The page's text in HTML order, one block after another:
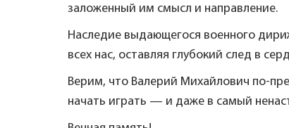
заложенный им смысл и направление.
Наследие выдающегося военного
всех нас, оставляя глубокий след в
Верим, что Валерий Михайлович по-
начать играть — и даже в самый